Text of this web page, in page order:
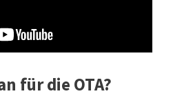
für die OTA?